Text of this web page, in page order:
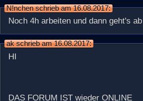
N!nchen schrieb am 16.08.2017:
Noch 4h arbeiten und dann geht's
ak schrieb am 16.08.2017:
HI
DAS FORUM IST wieder ONLINE